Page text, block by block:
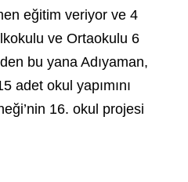
eğitim veriyor ve 4
ve Ortaokulu 6
bu yana Adıyaman,
adet okul yapımını
16. okul projesi